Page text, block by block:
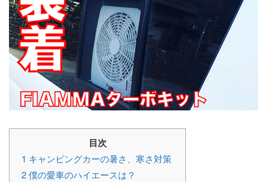
目次
1 キャンピングカーの暑さ、寒さ対策
2僕の愛車のハイエースは？